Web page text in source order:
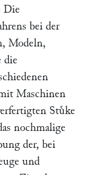
Die
bei der
Modeln,
die
Maschinen
Stuͤke
nochmalige
der, bei
und